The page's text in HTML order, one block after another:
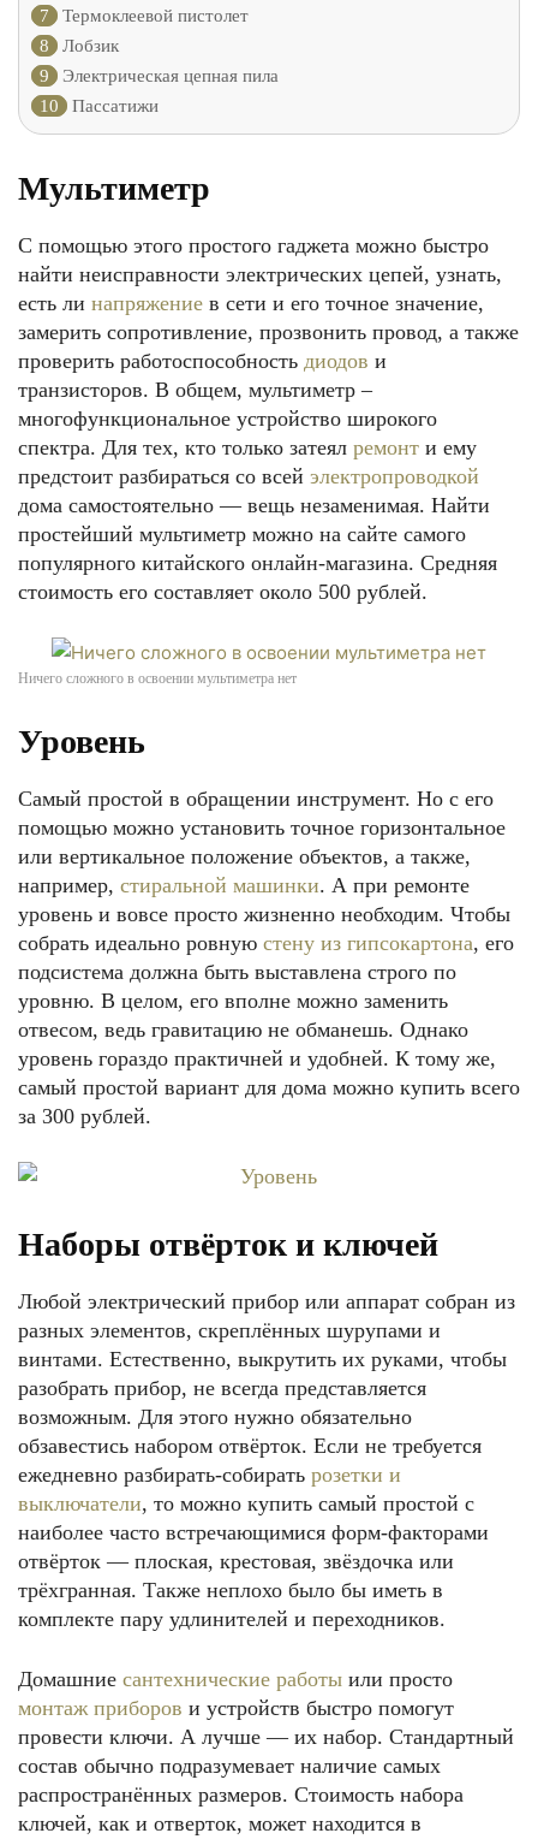
7
Термоклеевой пистолет
8
Лобзик
9
Электрическая цепная пила
10
Пассатижи
Мультиметр
С помощью этого простого гаджета можно быстро
найти неисправности электрических цепей, узнать,
есть ли напряжение в сети и его точное значение,
замерить сопротивление, прозвонить провод, а также
проверить работоспособность диодов и
транзисторов. В общем, мультиметр –
многофункциональное устройство широкого
спектра. Для тех, кто только затеял ремонт и ему
предстоит разбираться со всей электропроводкой
дома самостоятельно — вещь незаменимая. Найти
простейший мультиметр можно на сайте самого
популярного китайского онлайн-магазина. Средняя
стоимость его составляет около 500 рублей.
Ничего сложного в освоении мультиметра нет
Уровень
Самый простой в обращении инструмент. Но с его
помощью можно установить точное горизонтальное
или вертикальное положение объектов, а также,
например, стиральной машинки. А при ремонте
уровень и вовсе просто жизненно необходим. Чтобы
собрать идеально ровную стену из гипсокартона, его
подсистема должна быть выставлена строго по
уровню. В целом, его вполне можно заменить
отвесом, ведь гравитацию не обманешь. Однако
уровень гораздо практичней и удобней. К тому же,
самый простой вариант для дома можно купить всего
за 300 рублей.
Наборы отвёрток и ключей
Любой электрический прибор или аппарат собран из
разных элементов, скреплённых шурупами и
винтами. Естественно, выкрутить их руками, чтобы
разобрать прибор, не всегда представляется
возможным. Для этого нужно обязательно
обзавестись набором отвёрток. Если не требуется
ежедневно разбирать-собирать розетки и
выключатели, то можно купить самый простой с
наиболее часто встречающимися форм-факторами
отвёрток — плоская, крестовая, звёздочка или
трёхгранная. Также неплохо было бы иметь в
комплекте пару удлинителей и переходников.
Домашние сантехнические работы или просто
монтаж приборов и устройств быстро помогут
провести ключи. А лучше — их набор. Стандартный
состав обычно подразумевает наличие самых
распространённых размеров. Стоимость набора
ключей, как и отверток, может находится в